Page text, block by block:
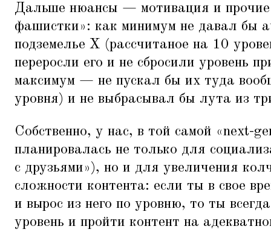
Дальше нюансы — мотивация и
фашистки»: как минимум не давал бы
подземелье X (рассчитаное на 10
переросли его и не сбросили уровень
максимум — не пускал бы их туда
уровня) и не выбрасывал бы лута из
Собственно, у нас, в той самой «next-
планировалась не только для
с друзьями»), но и для увеличения
сложности контента: если ты в свое
и вырос из него по уровню, то ты
уровень и пройти контент на